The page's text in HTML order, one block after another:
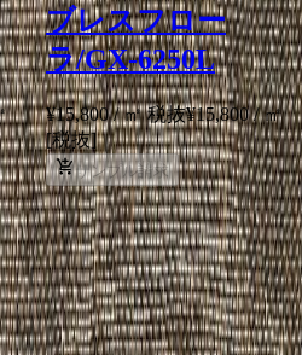
ブレスフロー
ラ/GX-6250L
¥15,800 / ㎡ 税抜¥15,800/ ㎡
[税抜]
サンプル請求